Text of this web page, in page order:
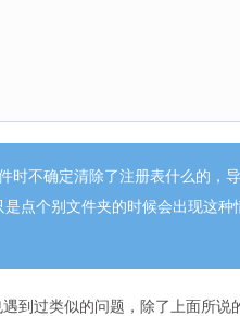
不确定清除了注册表什么的，
点个别文件夹的时候会出现这
到过类似的问题，除了上面所